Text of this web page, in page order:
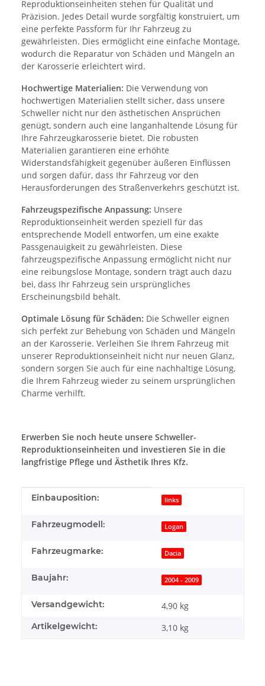
Reproduktionseinheiten stehen für Qualität und
Präzision. Jedes Detail wurde sorgfältig konstruiert, um
eine perfekte Passform für Ihr Fahrzeug zu
gewährleisten. Dies ermöglicht eine einfache Montage,
wodurch die Reparatur von Schäden und Mängeln an
der Karosserie erleichtert wird.
Hochwertige Materialien: Die Verwendung von
hochwertigen Materialien stellt sicher, dass unsere
Schweller nicht nur den ästhetischen Ansprüchen
genügt, sondern auch eine langanhaltende Lösung für
Ihre Fahrzeugkarosserie bietet. Die robusten
Materialien garantieren eine erhöhte
Widerstandsfähigkeit gegenüber äußeren Einflüssen
und sorgen dafür, dass Ihr Fahrzeug vor den
Herausforderungen des Straßenverkehrs geschützt ist.
Fahrzeugspezifische Anpassung: Unsere
Reproduktionseinheit werden speziell für das
entsprechende Modell entworfen, um eine exakte
Passgenauigkeit zu gewährleisten. Diese
fahrzeugspezifische Anpassung ermöglicht nicht nur
eine reibungslose Montage, sondern trägt auch dazu
bei, dass Ihr Fahrzeug sein ursprüngliches
Erscheinungsbild behält.
Optimale Lösung für Schäden: Die Schweller eignen
sich perfekt zur Behebung von Schäden und Mängeln
an der Karosserie. Verleihen Sie Ihrem Fahrzeug mit
unserer Reproduktionseinheit nicht nur neuen Glanz,
sondern sorgen Sie auch für eine nachhaltige Lösung,
die Ihrem Fahrzeug wieder zu seinem ursprünglichen
Charme verhilft.
Erwerben Sie noch heute unsere Schweller-
Reproduktionseinheiten und investieren Sie in die
langfristige Pflege und Ästhetik Ihres Kfz.
Produkteigenschaft
Wert
Einbauposition: links
Fahrzeugmodell: Logan
Fahrzeugmarke: Dacia
Baujahr: 2004 - 2009
Versandgewicht: 4,90 kg
Artikelgewicht: 3,10 kg